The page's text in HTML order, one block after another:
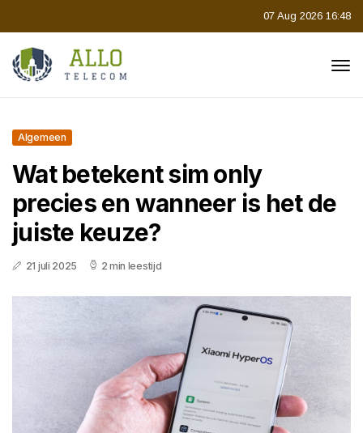
07 Aug 2026 16:48
Algemeen
Wat betekent sim only
precies en wanneer is het de
juiste keuze?
21 juli 2025 2 min leestijd